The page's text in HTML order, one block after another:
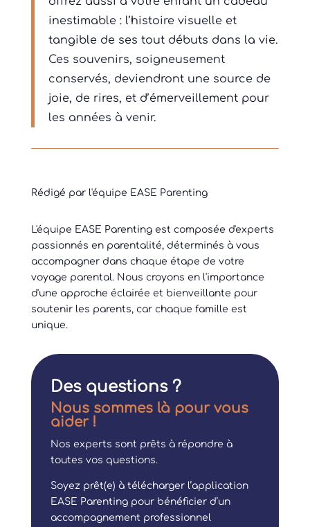
inestimable : l’histoire visuelle et
tangible de ses tout débuts dans la vie.
Ces souvenirs, soigneusement
conservés, deviendront une source de
joie, de rires, et d’émerveillement pour
les années à venir.
Rédigé par l'équipe EASE Parenting
L'équipe EASE Parenting est composée d'experts
passionnés en parentalité, déterminés à vous
accompagner dans chaque étape de votre
voyage parental. Nous croyons en l'importance
d'une approche éclairée et bienveillante pour
soutenir les parents, car chaque famille est
unique.
Des questions ?
Nous sommes là pour vous
aider !
Nos experts sont prêts à répondre à
toutes vos questions.
Soyez prêt(e) à télécharger l’application
EASE Parenting pour bénéficier d’un
accompagnement professionnel